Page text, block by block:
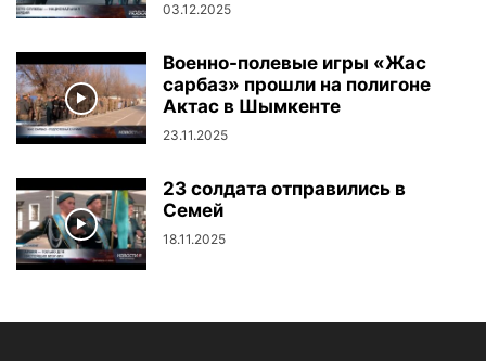
03.12.2025
Военно-полевые игры «Жас
сарбаз» прошли на полигоне
Актас в Шымкенте
23.11.2025
23 солдата отправились в
Семей
18.11.2025